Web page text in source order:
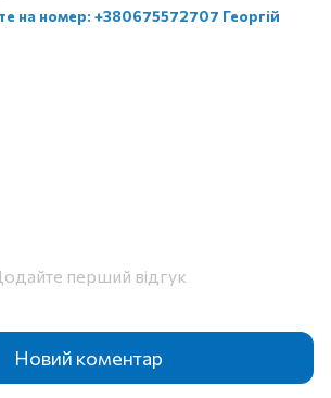
на номер: +380675572707 Георгій
перший відгук
Новий коментар